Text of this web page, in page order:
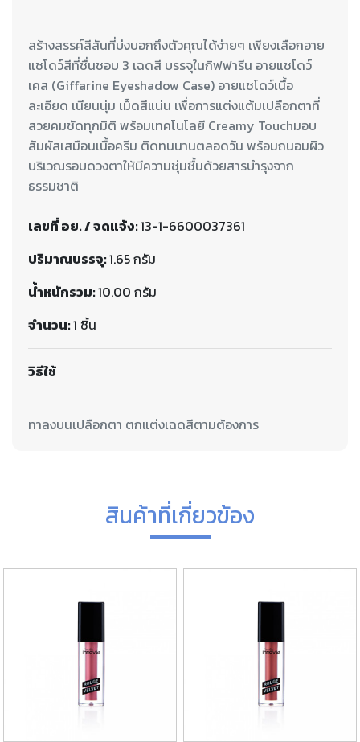
สร้างสรรค์สีสันที่บ่งบอกถึงตัวคุณได้ง่ายๆ เพียงเลือกอาย
แชโดว์สีที่ชื่นชอบ 3 เฉดสี บรรจุในกิฟฟารีน อายแชโดว์
เคส (Giffarine Eyeshadow Case) อายแชโดว์เนื้อ
ละเอียด เนียนนุ่ม เม็ดสีแน่น เพื่อการแต่งแต้มเปลือกตาที่
สวยคมชัดทุกมิติ พร้อมเทคโนโลยี Creamy Touchมอบ
สัมผัสเสมือนเนื้อครีม ติดทนนานตลอดวัน พร้อมถนอมผิว
บริเวณรอบดวงตาให้มีความชุ่มชื้นด้วยสารบำรุงจาก
ธรรมชาติ
เลขที่ อย. / จดแจ้ง:13-1-6600037361
ปริมาณบรรจุ:1.65 กรัม
น้ำหนักรวม:10.00 กรัม
จำนวน:1 ชิ้น
วิธีใช้
สินค้าที่เกี่ยวข้อง